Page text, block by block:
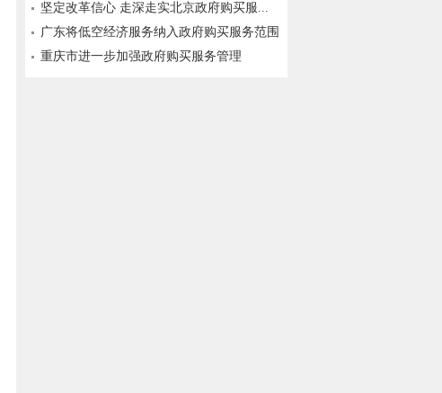
坚定改革信心 走深走实北京政府购买服...
广东将低空经济服务纳入政府购买服务范围
重庆市进一步加强政府购买服务管理